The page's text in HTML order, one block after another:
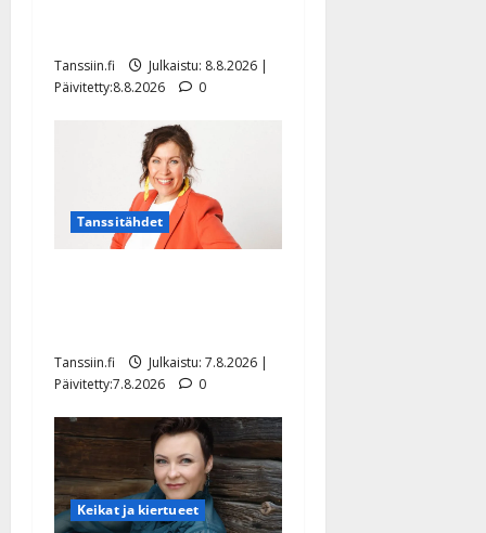
Tanssiin.fi
Julkaistu: 8.8.2026 |
Päivitetty:8.8.2026
0
Tanssitähdet
Tanssiin.fi
Julkaistu: 7.8.2026 |
Päivitetty:7.8.2026
0
Keikat ja kiertueet